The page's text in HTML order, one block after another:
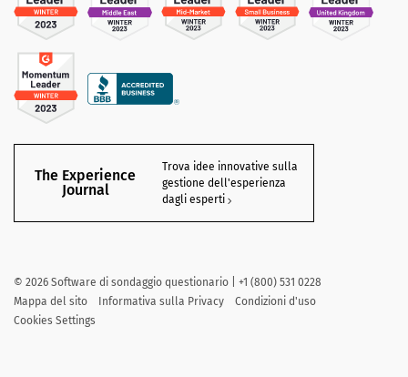
The Experience
Journal
Trova idee innovative sulla
gestione dell'esperienza
dagli esperti
© 2026 Software di sondaggio questionario | +1 (800) 531 0228
Mappa del sito
Informativa sulla Privacy
Condizioni d'uso
Cookies Settings